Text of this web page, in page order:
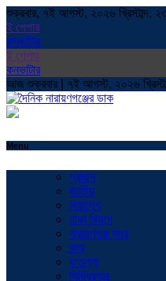
শুক্রবার, ৭ই আগস্ট, ২০২৬ খ্রিস্টাব্দ,
ই পেপার
কনভাটার
ই পেপার
কনভাটার
আজ শুক্রবার | ৭ই আগস্ট, ২০২৬
Menu
প্রচ্ছদ
জাতীয়
সারাদেশ
ঢাকা বিভাগ
নারায়ণগঞ্জ সদর
বন্দর
ফতুল্লা
সিদ্ধিরগঞ্জ